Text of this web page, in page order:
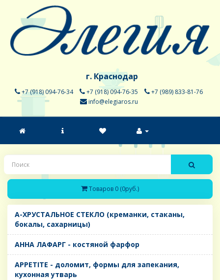
г. Краснодар
+7 (918) 094-76-34 +7 (918) 094-76-35
+7 (989) 833-81-76
info@elegiaros.ru
Товаров 0 (0руб.)
A-ХРУСТАЛЬНОЕ СТЕКЛО (креманки, стаканы,
бокалы, сахарницы)
AHHA ЛАФАРГ - костяной фарфор
APPETITE - доломит, формы для запекания,
кухонная утварь